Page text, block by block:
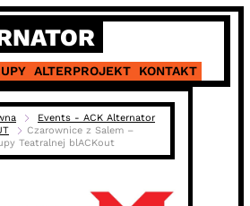
ALTERPROJEKT KONTAKT
Events - ACK Alternator
Czarownice z Salem –
Teatralnej blACKout